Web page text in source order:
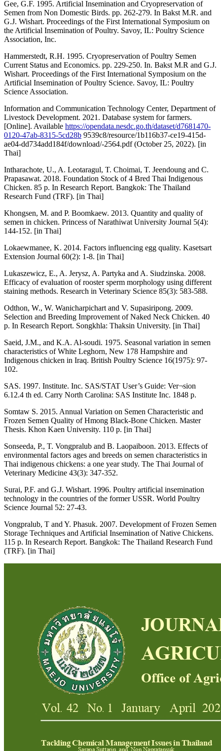
Gee, G.F. 1995. Artificial Insemination and Cryopreservation of
Semen from Non Domestic Birds. pp. 262-279. In Bakst M.R. and
G.J. Wishart. Proceedings of the First International Symposium on
the Artificial Insemination of Poultry. Savoy, IL: Poultry Science
Association, Inc.
Hammerstedt, R.H. 1995. Cryopreservation of Poultry Semen
Current Status and Economics. pp. 229-250. In. Bakst M.R and G.J.
Wishart. Proceedings of the First International Symposium on the
Artificial Insemination of Poultry Science. Savoy, IL: Poultry
Science Association.
Information and Communication Technology Center, Department of
Livestock Development. 2021. Database system for farmers.
[Online]. Available https://opendata.nesdc.go.th/dataset/d7681470-
0120-47ab-8315-5cd28b 9539c8/resource/1b116b37-ce19-415d-
ae04-dd734add184f/download/-2564.pdf (October 25, 2022). [in
Thai]
Intharachote, U., A. Leotaragul, T. Choimai, T. Jeendoung and C.
Prapasawat. 2018. Foundation Stock of 4 Bred Thai Indigenous
Chicken. 85 p. In Research Report. Bangkok: The Thailand
Research Fund (TRF). [in Thai]
Khongsen, M. and P. Boomkaew. 2013. Quantity and quality of
semen in chicken. Princess of Narathiwat University Journal 5(4):
144-152. [in Thai]
Lokaewmanee, K. 2014. Factors influencing egg quality. Kasetsart
Extension Journal 60(2): 1-8. [in Thai]
Lukaszewicz, E., A. Jerysz, A. Partyka and A. Siudzinska. 2008.
Efficacy of evaluation of rooster sperm morphology using different
staining methods. Research in Veterinary Science 85(3): 583-588.
Odthon, W., W. Wanicharpichart and V. Supasiripong. 2009.
Selection and Breeding Improvement of Naked Neck Chicken. 40
p. In Research Report. Songkhla: Thaksin University. [in Thai]
Saeid, J.M., and K.A. Al-soudi. 1975. Seasonal variation in semen
characteristics of White Leghorn, New 178 Hampshire and
Indigenous chicken in Iraq. British Poultry Science 16(1975): 97-
102.
SAS. 1997. Institute. Inc. SAS/STAT User’s Guide: Ver¬sion
6.12.4 th ed. Carry North Carolina: SAS Institute Inc. 1848 p.
Somtaw S. 2015. Annual Variation on Semen Characteristic and
Frozen Semen Quality of Hmong Black-Bone Chicken. Master
Thesis. Khon Kaen University. 110 p. [in Thai]
Sonseeda, P., T. Vongpralub and B. Laopaiboon. 2013. Effects of
environmental factors ages and breeds on semen characteristics in
Thai indigenous chickens: a one year study. The Thai Journal of
Veterinary Medicine 43(3): 347-352.
Surai, P.F. and G.J. Wishart. 1996. Poultry artificial insemination
technology in the countries of the former USSR. World Poultry
Science Journal 52: 27-43.
Vongpralub, T and Y. Phasuk. 2007. Development of Frozen Semen
Storage Techniques and Artificial Insemination of Native Chickens.
115 p. In Research Report. Bangkok: The Thailand Research Fund
(TRF). [in Thai]